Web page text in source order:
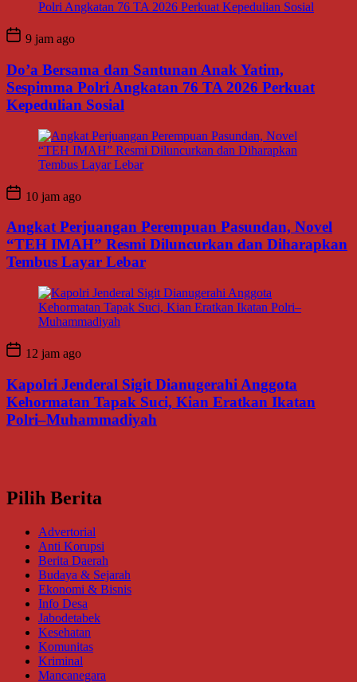
9 jam ago
Do’a Bersama dan Santunan Anak Yatim,
Sespimma Polri Angkatan 76 TA 2026 Perkuat
Kepedulian Sosial
10 jam ago
Angkat Perjuangan Perempuan Pasundan, Novel
“TEH IMAH” Resmi Diluncurkan dan Diharapkan
Tembus Layar Lebar
12 jam ago
Kapolri Jenderal Sigit Dianugerahi Anggota
Kehormatan Tapak Suci, Kian Eratkan Ikatan
Polri–Muhammadiyah
Pilih Berita
Advertorial
Anti Korupsi
Berita Daerah
Budaya & Sejarah
Ekonomi & Bisnis
Info Desa
Jabodetabek
Kesehatan
Komunitas
Kriminal
Mancanegara